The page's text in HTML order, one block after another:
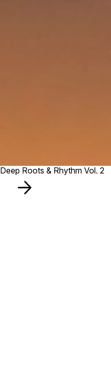
Deep Roots & Rhythm Vol. 2